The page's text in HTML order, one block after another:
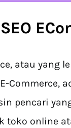
atau yang
Commerce,
pencari
toko online